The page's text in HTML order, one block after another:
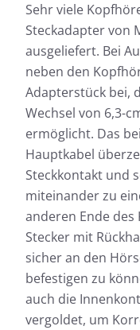
Sehr viele
Steckadapter von
ausgeliefert. Bei
neben den
Adapterstück bei,
Wechsel von 6,3-
ermöglicht. Das
Hauptkabel
Steckkontakt und
miteinander zu
anderen Ende des
Stecker mit
sicher an den
befestigen zu
auch die
vergoldet, um